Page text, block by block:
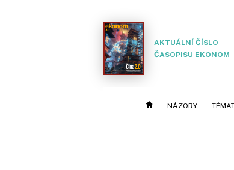
AKTUÁLNÍ ČÍSLO
ČASOPISU EKONOM
NÁZORY